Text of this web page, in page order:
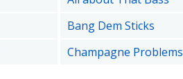
Bang Dem Sticks
Champagne Problems